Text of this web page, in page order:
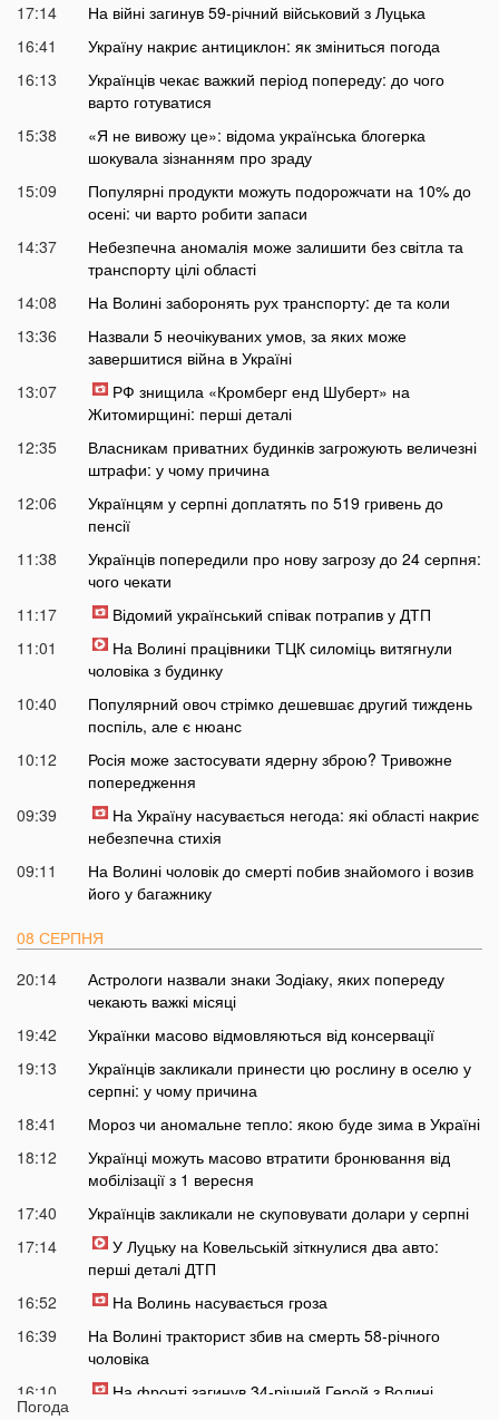
17:14
На війні загинув 59-річний військовий з Луцька
16:41
Україну накриє антициклон: як зміниться погода
16:13
Українців чекає важкий період попереду: до чого
варто готуватися
15:38
«Я не вивожу це»: відома українська блогерка
шокувала зізнанням про зраду
15:09
Популярні продукти можуть подорожчати на 10% до
осені: чи варто робити запаси
14:37
Небезпечна аномалія може залишити без світла та
транспорту цілі області
14:08
На Волині заборонять рух транспорту: де та коли
13:36
Назвали 5 неочікуваних умов, за яких може
завершитися війна в Україні
13:07
РФ знищила «Кромберг енд Шуберт» на
Житомирщині: перші деталі
12:35
Власникам приватних будинків загрожують величезні
штрафи: у чому причина
12:06
Українцям у серпні доплатять по 519 гривень до
пенсії
11:38
Українців попередили про нову загрозу до 24 серпня:
чого чекати
11:17
Відомий український співак потрапив у ДТП
11:01
На Волині працівники ТЦК силоміць витягнули
чоловіка з будинку
10:40
Популярний овоч стрімко дешевшає другий тиждень
поспіль, але є нюанс
10:12
Росія може застосувати ядерну зброю? Тривожне
попередження
09:39
На Україну насувається негода: які області накриє
небезпечна стихія
09:11
На Волині чоловік до смерті побив знайомого і возив
його у багажнику
08 СЕРПНЯ
20:14
Астрологи назвали знаки Зодіаку, яких попереду
чекають важкі місяці
19:42
Українки масово відмовляються від консервації
19:13
Українців закликали принести цю рослину в оселю у
серпні: у чому причина
18:41
Мороз чи аномальне тепло: якою буде зима в Україні
18:12
Українці можуть масово втратити бронювання від
мобілізації з 1 вересня
17:40
Українців закликали не скуповувати долари у серпні
17:14
У Луцьку на Ковельській зіткнулися два авто:
перші деталі ДТП
16:52
На Волинь насувається гроза
16:39
На Волині тракторист збив на смерть 58-річного
чоловіка
16:10
На фронті загинув 34-річний Герой з Волині
Погода